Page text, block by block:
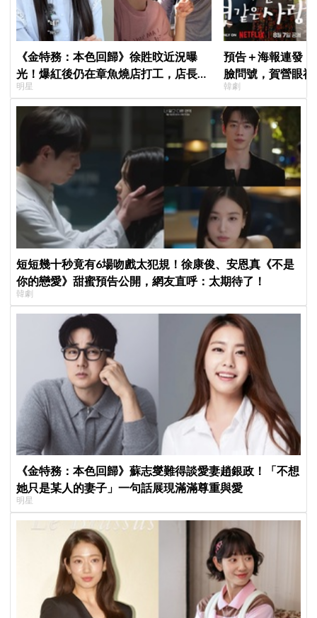
《金特務：本色回歸》徐貹旼近況曝
光！爆紅後仍在章魚燒店打工，店長驚
呼：「妳怎麼會在這裡？」
明星
預告＋海報連發
臉問號，賀營眼
戀愛》定檔8月7
猜結局
韓劇
短短幾十秒竟有6場吻戲太犯規！徐康俊、安恩真《不是
你的戀愛》甜蜜預告公開，網友直呼：太期待了！
韓劇
《金特務：本色回歸》蘇志燮難得談愛妻趙銀政！「不想
她只是某人的妻子」一句話展現滿滿尊重與愛
明星